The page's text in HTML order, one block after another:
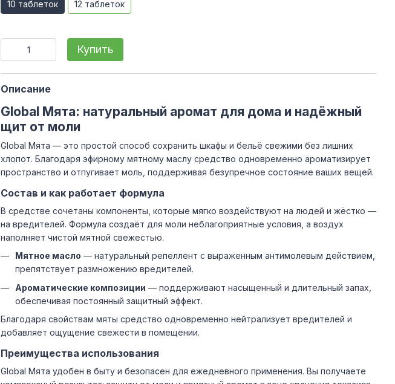
10 таблеток 12 таблеток
Купить
Описание
Global Мята: натуральный аромат для дома и надёжный
щит от моли
Global Мята — это простой способ сохранить шкафы и бельё свежими без лишних
хлопот. Благодаря эфирному мятному маслу средство одновременно ароматизирует
пространство и отпугивает моль, поддерживая безупречное состояние ваших вещей.
Состав и как работает формула
В средстве сочетаны компоненты, которые мягко воздействуют на людей и жёстко —
на вредителей. Формула создаёт для моли неблагоприятные условия, а воздух
наполняет чистой мятной свежестью.
Мятное масло — натуральный репеллент с выраженным антимолевым действием,
препятствует размножению вредителей.
Ароматические композиции — поддерживают насыщенный и длительный запах,
обеспечивая постоянный защитный эффект.
Благодаря свойствам мяты средство одновременно нейтрализует вредителей и
добавляет ощущение свежести в помещении.
Преимущества использования
Global Мята удобен в быту и безопасен для ежедневного применения. Вы получаете